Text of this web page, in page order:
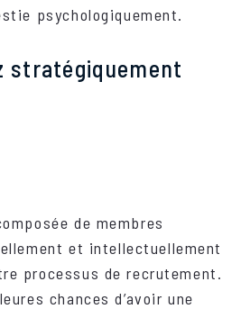
psychologiquement.
stratégiquement
de membres
et intellectuellement
processus de recrutement.
chances d’avoir une